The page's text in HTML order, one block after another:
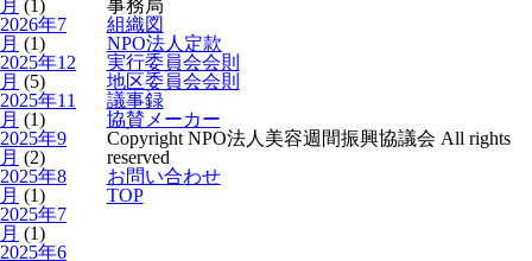
月 (1)
2026年7
月 (1)
2025年12
月 (5)
2025年11
月 (1)
2025年9
月 (2)
2025年8
月 (1)
2025年7
月 (1)
2025年6
事務局
組織図
NPO法人定款
実行委員会会則
地区委員会会則
議事録
協賛メーカー
Copyright NPO法人美容週間振興協議会 All rights
reserved
お問い合わせ
TOP